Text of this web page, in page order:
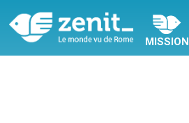
MISSION